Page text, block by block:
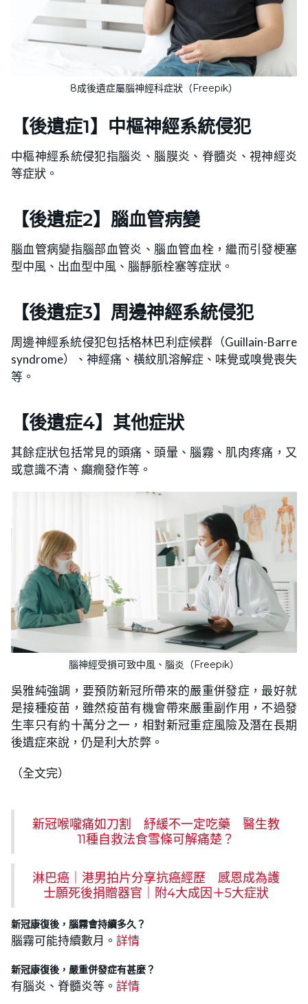
8成後遺症屬腦神經科症狀（Freepik）
【後遺症1】 中樞神經系統侵犯
中樞神經系統侵犯指腦炎、腦膜炎、脊髓炎、視神經炎
等症狀。
【後遺症2】 腦血管病變
腦血管病變指腦部血管炎、腦血管血栓，繼而引發梗塞
型中風、出血型中風、腦靜脈栓塞等症狀。
【後遺症3】 周邊神經系統侵犯
周邊神經系統侵犯包括格林巴利症候群（Guillain-Barre
syndrome）、神經痛、橫紋肌溶解症、味覺或嗅覺喪失
等。
【後遺症4】 其他症狀
其餘症狀包括常見的頭痛、頭暈、腦霧、肌肉疼痛，又
或意識不清、癲癇發作等。
腦神經受損可致中風、腦炎（Freepik）
吳雅純強調，要預防新冠所帶來的嚴重併發症，最好就
是接種疫苗，雖然疫苗有機會帶來嚴重副作用，不過發
生率只有約十萬分之一，相對新冠重症風險及潛在長期
後遺症來說，仍是利大於弊。
（全文完）
新冠喉嚨痛如刀割 紓緩不一定吃藥 醫生教
11種自救法食雪條可解痛楚？
淋巴癌｜港男拍片分享抗癌經歷 感恩成為護
士願死後捐贈器官｜附4大成因＋5大症狀
新冠康復後，腦霧會持續多久？
腦霧可能持續數月。 詳情
新冠康復後，嚴重併發症有甚麼？
有腦炎、脊髓炎等。 詳情